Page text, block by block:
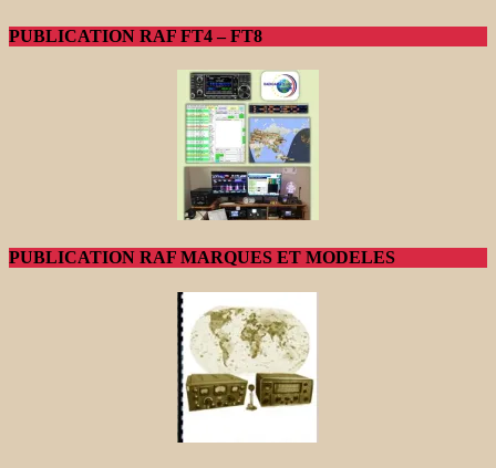
PUBLICATION RAF FT4 – FT8
PUBLICATION RAF MARQUES ET MODELES